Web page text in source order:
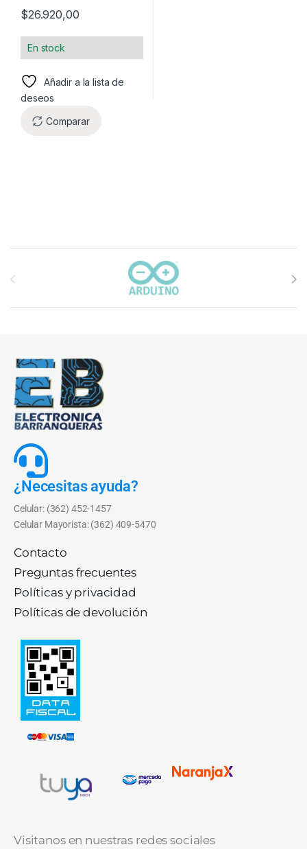
$26.920,00
En stock
Añadir a la lista de
deseos
Comparar
Carrusel de marcas
¿Necesitas ayuda?
Celular: (362) 452-1457
Celular Mayorista: (362) 409-5470
Contacto
Preguntas frecuentes
Políticas y privacidad
Políticas de devolución
Visitanos en nuestras redes sociales